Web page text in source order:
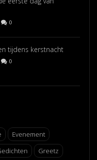
0
tijdens kerstnacht
0
Evenement
Greetz